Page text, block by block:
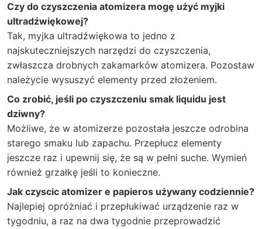
Czy do czyszczenia atomizera mogę użyć myjki
ultradźwiękowej?
Tak, myjka ultradźwiękowa to jedno z
najskuteczniejszych narzędzi do czyszczenia,
zwłaszcza drobnych zakamarków atomizera. Pozostaw
należycie wysuszyć elementy przed złożeniem.
Co zrobić, jeśli po czyszczeniu smak liquidu jest
dziwny?
Możliwe, że w atomizerze pozostała jeszcze odrobina
starego smaku lub zapachu. Przepłucz elementy
jeszcze raz i upewnij się, że są w pełni suche. Wymień
również grzałkę jeśli to konieczne.
Jak czyscic atomizer e papieros używany codziennie?
Najlepiej opróżniać i przepłukiwać urządzenie raz w
tygodniu, a raz na dwa tygodnie przeprowadzić